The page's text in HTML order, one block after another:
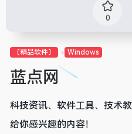
0
〔精品软件〕 Windows
蓝点网
科技资讯、软件工具、技术
给你感兴趣的内容！